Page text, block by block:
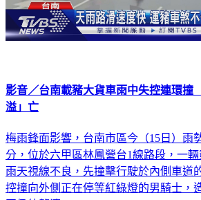
影音／台南載豬大貨車雨中失控連環
溢」亡
梅雨鋒面影響，台南市區今（15日）雨
分，位於六甲區林鳳營台1線路段，一
雨天視線不良，先撞擊行駛於內側車道
控撞向外側正在停等紅綠燈的男騎士，